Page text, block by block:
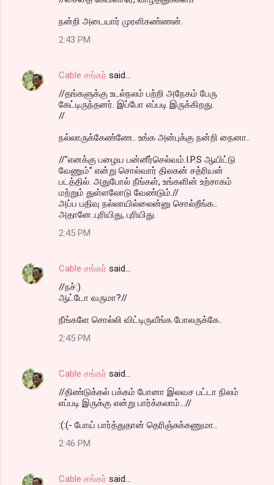
நன்றி அடையார் முரளிகண்ணன்.
2:43 PM
Cable சங்கர் said…
//தங்களுக்கு உடல்நலம் பற்றி அநேகம் பேரு
கேட்டிருந்தனர். இப்போ எப்படி இருக்கிறது.
//
நல்லாருக்கேண்ணே.. உங்க அன்புக்கு நன்றி நைனா..
//"எனக்கு பழைய பன்னீர்செல்வம்.I.P.S ஆயிட்டு
வேணும்" என்று சொல்வார் திலகன் சத்ரியன்
படத்தில். அதுபோல் நீங்கள், உங்களின் உற்சாகம்
மற்றும் துள்ளலோடு வேண்டும்.//
அப்ப பதிவு நல்லாயில்லைன்னு சொல்றீங்க..
அதானே..புரியிது, புரியிது.
2:45 PM
Cable சங்கர் said…
//நச்:)
ஆட்டோ வருமா?//
நீங்களே சொல்லி விட்டிருவீங்க போலருக்கே..
2:45 PM
Cable சங்கர் said…
//திண்டுக்கல் பக்கம் போனா இலவச பட்டா நிலம்
எப்படி இருக்கு என்று பார்க்கலாம்...//
:(:(- போய் பார்த்துதான் தெரிஞ்சுக்கணுமா..
2:46 PM
Cable சங்கர் said…